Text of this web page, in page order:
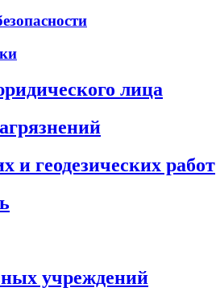
лица
и геодезических работ
учреждений